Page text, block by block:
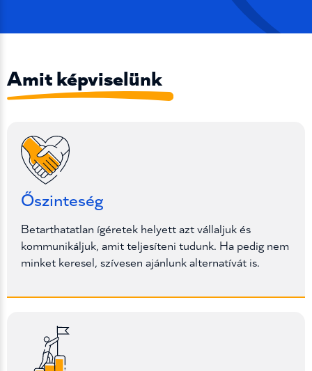
Amit képviselünk
Őszinteség
Betarthatatlan ígéretek helyett azt vállaljuk és
kommunikáljuk, amit teljesíteni tudunk. Ha pedig nem
minket keresel, szívesen ajánlunk alternatívát is.